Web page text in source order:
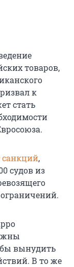
товаров,
к
стать
санкций,
судов из
вынудить
В то же